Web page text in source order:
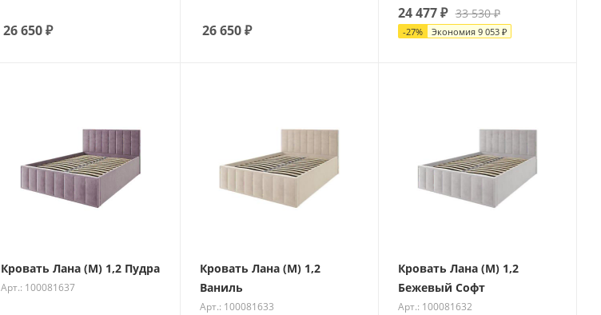
26 650₽ 26 650₽
24 477₽ 33 530₽
-27% Экономия 9 053₽
Кровать Лана (М) 1,2 Пудра
Арт.: 100081637
Кровать Лана (М) 1,2
Ваниль
Арт.: 100081633
Кровать Лана (М) 1,2
Бежевый Софт
Арт.: 100081632